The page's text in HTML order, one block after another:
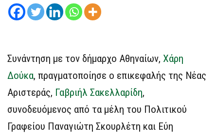
Συνάντηση με τον δήμαρχο Αθηναίων, Χάρη
Δούκα, πραγματοποίησε ο επικεφαλής της Νέας
Αριστεράς, Γαβριήλ Σακελλαρίδη,
συνοδευόμενος από τα μέλη του Πολιτικού
Γραφείου Παναγιώτη Σκουρλέτη και Εύη